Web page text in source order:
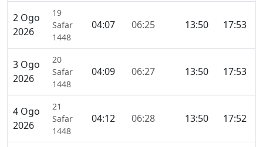
2 Ogo
2026
19
Safar
1448
04:07 06:25 13:50 17:53
3 Ogo
2026
20
Safar
1448
04:09 06:27 13:50 17:53
4 Ogo
2026
21
Safar
1448
04:12 06:28 13:50 17:52